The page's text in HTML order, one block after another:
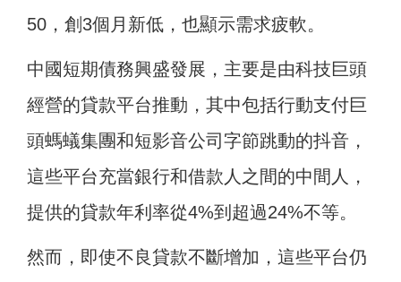
50，創3個月新低，也顯示需求疲軟。
中國短期債務興盛發展，主要是由科技巨頭
經營的貸款平台推動，其中包括行動支付巨
頭螞蟻集團和短影音公司字節跳動的抖音，
這些平台充當銀行和借款人之間的中間人，
提供的貸款年利率從4%到超過24%不等。
然而，即使不良貸款不斷增加，這些平台仍